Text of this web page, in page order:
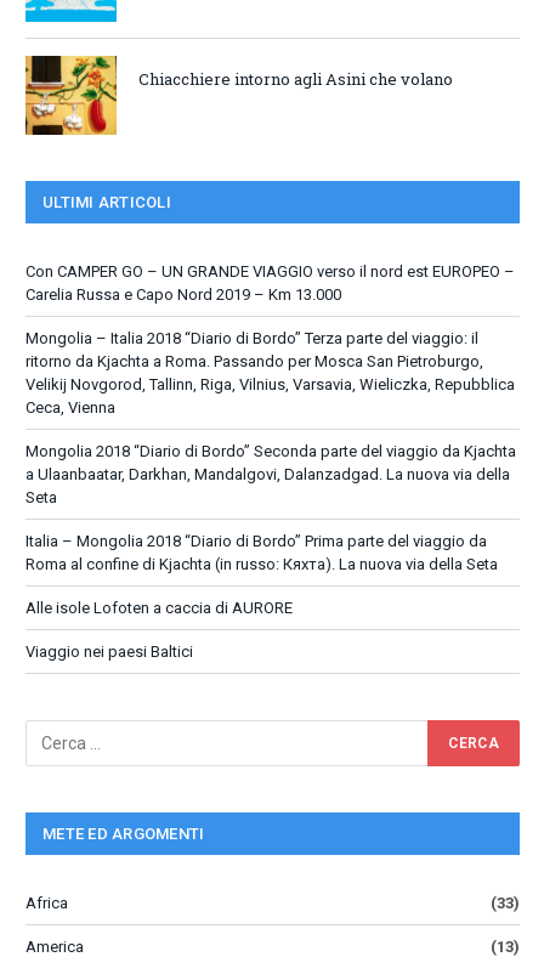
Chiacchiere intorno agli Asini che volano
ULTIMI ARTICOLI
Con CAMPER GO – UN GRANDE VIAGGIO verso il nord est EUROPEO –
Carelia Russa e Capo Nord 2019 – Km 13.000
Mongolia – Italia 2018 “Diario di Bordo” Terza parte del viaggio: il
ritorno da Kjachta a Roma. Passando per Mosca San Pietroburgo,
Velikij Novgorod, Tallinn, Riga, Vilnius, Varsavia, Wieliczka, Repubblica
Ceca, Vienna
Mongolia 2018 “Diario di Bordo” Seconda parte del viaggio da Kjachta
a Ulaanbaatar, Darkhan, Mandalgovi, Dalanzadgad. La nuova via della
Seta
Italia – Mongolia 2018 “Diario di Bordo” Prima parte del viaggio da
Roma al confine di Kjachta (in russo: Кяхта). La nuova via della Seta
Alle isole Lofoten a caccia di AURORE
Viaggio nei paesi Baltici
METE ED ARGOMENTI
Africa (33)
America (13)